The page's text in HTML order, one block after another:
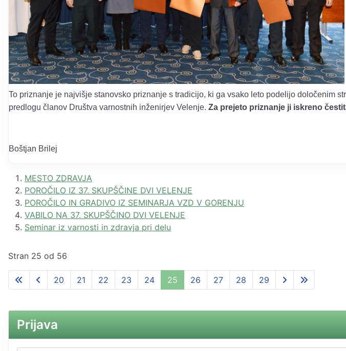
To priznanje je najvišje stanovsko priznanje s tradicijo, ki ga vsako leto podelijo določenim
predlogu članov Društva varnostnih inženirjev Velenje. Za prejeto priznanje ji iskreno
Boštjan Brilej
MESTO ZDRAVJA
POROČILO IZ 37. SKUPŠČINE DVI VELENJE
POROČILO IN GRADIVO IZ SEMINARJA VZD V GORENJU
VABILO NA 37. SKUPŠČINO DVI VELENJE
Seminar iz varnosti in zdravja pri delu
Stran 25 od 56
20 21 22 23 24 25 26 27 28 29
Prijava